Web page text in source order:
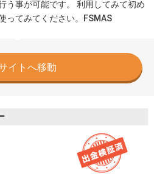
う事が可能です。 利用してみて初め
ってみてください。FSMAS
イトへ移動